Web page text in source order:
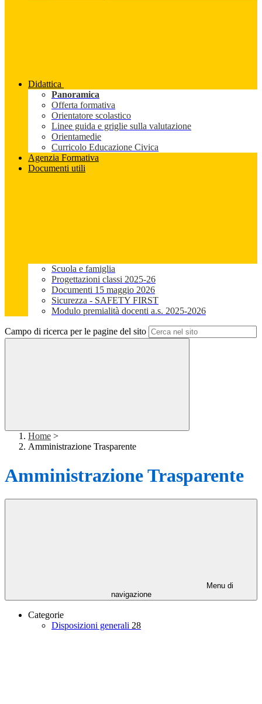
Didattica
Panoramica
Offerta formativa
Orientatore scolastico
Linee guida e griglie sulla valutazione
Orientamedie
Curricolo Educazione Civica
Agenzia Formativa
Documenti utili
Scuola e famiglia
Progettazioni classi 2025-26
Documenti 15 maggio 2026
Sicurezza - SAFETY FIRST
Modulo premialità docenti a.s. 2025-2026
Campo di ricerca per le pagine del sito
Home >
Amministrazione Trasparente
Amministrazione Trasparente
Menu di
navigazione
Categorie
Disposizioni generali 28